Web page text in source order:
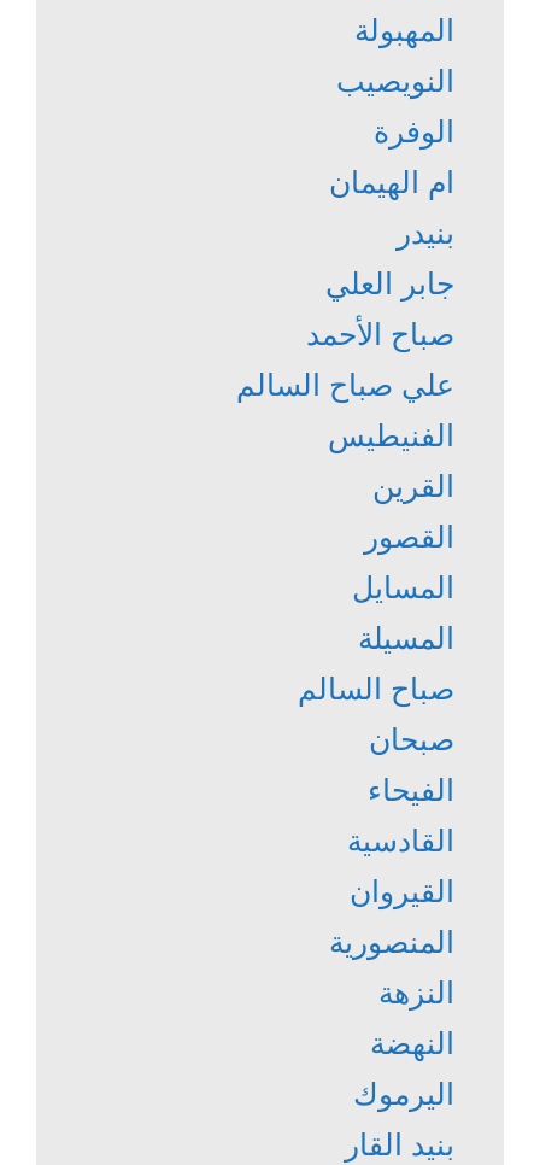
المهبولة
النويصيب
الوفرة
ام الهيمان
بنيدر
جابر العلي
صباح الأحمد
علي صباح السالم
الفنيطيس
القرين
القصور
المسايل
المسيلة
صباح السالم
صبحان
الفيحاء
القادسية
القيروان
المنصورية
النزهة
النهضة
اليرموك
بنيد القار